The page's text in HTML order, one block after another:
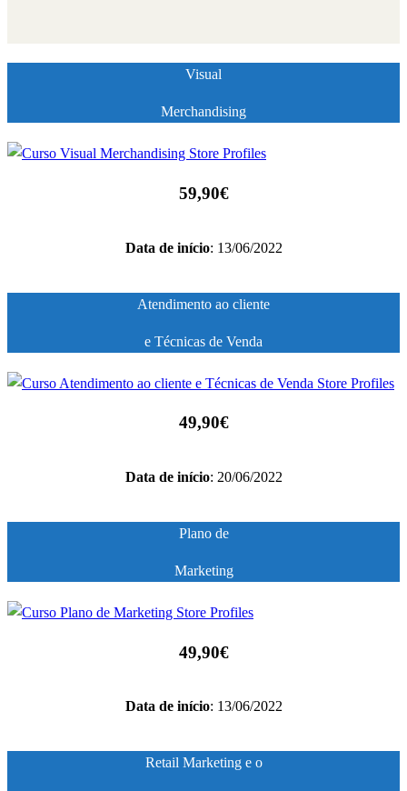
Visual
Merchandising
59,90€
Data de início: 13/06/2022
Atendimento ao cliente
e Técnicas de Venda
49,90€
Data de início: 20/06/2022
Plano de
Marketing
49,90€
Data de início: 13/06/2022
Retail Marketing e o